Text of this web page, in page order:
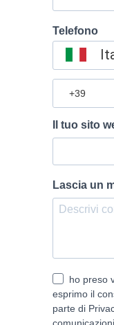
Telefono
Il tuo sito
Lascia un
ho preso
esprimo il
parte di